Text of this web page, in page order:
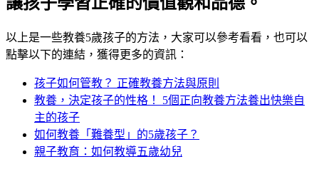
以上是一些教養5歲孩子的方法，大家可以參考看看，也可以
點擊以下的連結，獲得更多的資訊：
孩子如何管教？ 正確教養方法與原則
教養，決定孩子的性格！ 5個正向教養方法養出快樂自
主的孩子
如何教養「難養型」的5歲孩子？
親子教育：如何教導五歲幼兒